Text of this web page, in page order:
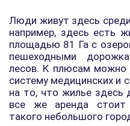
Люди живут здесь
например, здесь есть
площадью 81 Га с
пешеходными
лесов. К плюсам можно
систему медицинских и
на то, что жилье здесь
все же аренда стоит
такого небольшого